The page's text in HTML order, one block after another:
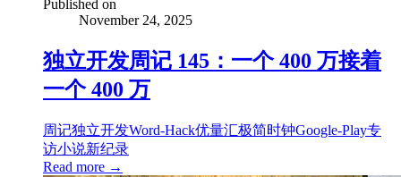
Published on
November 24, 2025
独立开发周记 145：一个 400 万接着
一个 400 万
周记独立开发Word-Hack优量汇极简时钟Google-Play专
访小说新纪录
Read more →